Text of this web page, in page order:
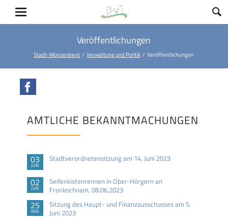
Veröffentlichungen
Stadt-Münzenberg Verwaltung und Politik Veröffentlichungen
AMTLICHE BEKANNTMACHUNGEN
03
JUN
Stadtverordnetensitzung am 14. Juni 2023
02
JUN
Seifenkistenrennen in Ober-Hörgern an
Fronleichnam, 08.06.2023
25
MAI
Sitzung des Haupt- und Finanzausschusses am 5.
Juni 2023